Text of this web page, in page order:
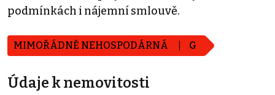
podmínkách i nájemní smlouvě.
MIMOŘÁDNĚ NEHOSPODÁRNÁ G
Údaje k nemovitosti